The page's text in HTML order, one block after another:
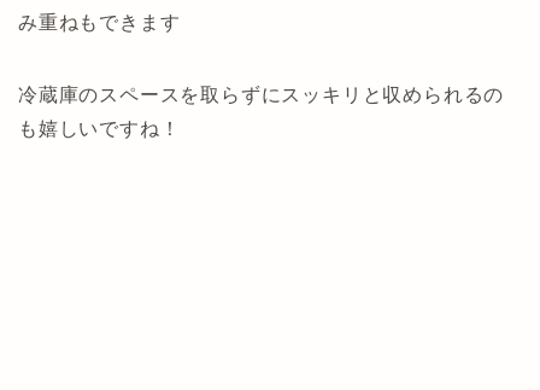
み重ねもできます
冷蔵庫のスペースを取らずにスッキリと収められるの
も嬉しいですね！